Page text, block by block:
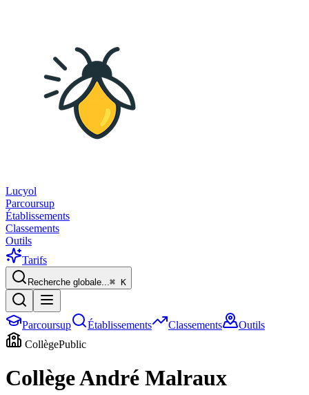
Lucyol
Parcoursup
Établissements
Classements
Outils
Tarifs
Recherche globale...⌘ K
Parcoursup Établissements Classements
Outils
CollègePublic
Collège André Malraux